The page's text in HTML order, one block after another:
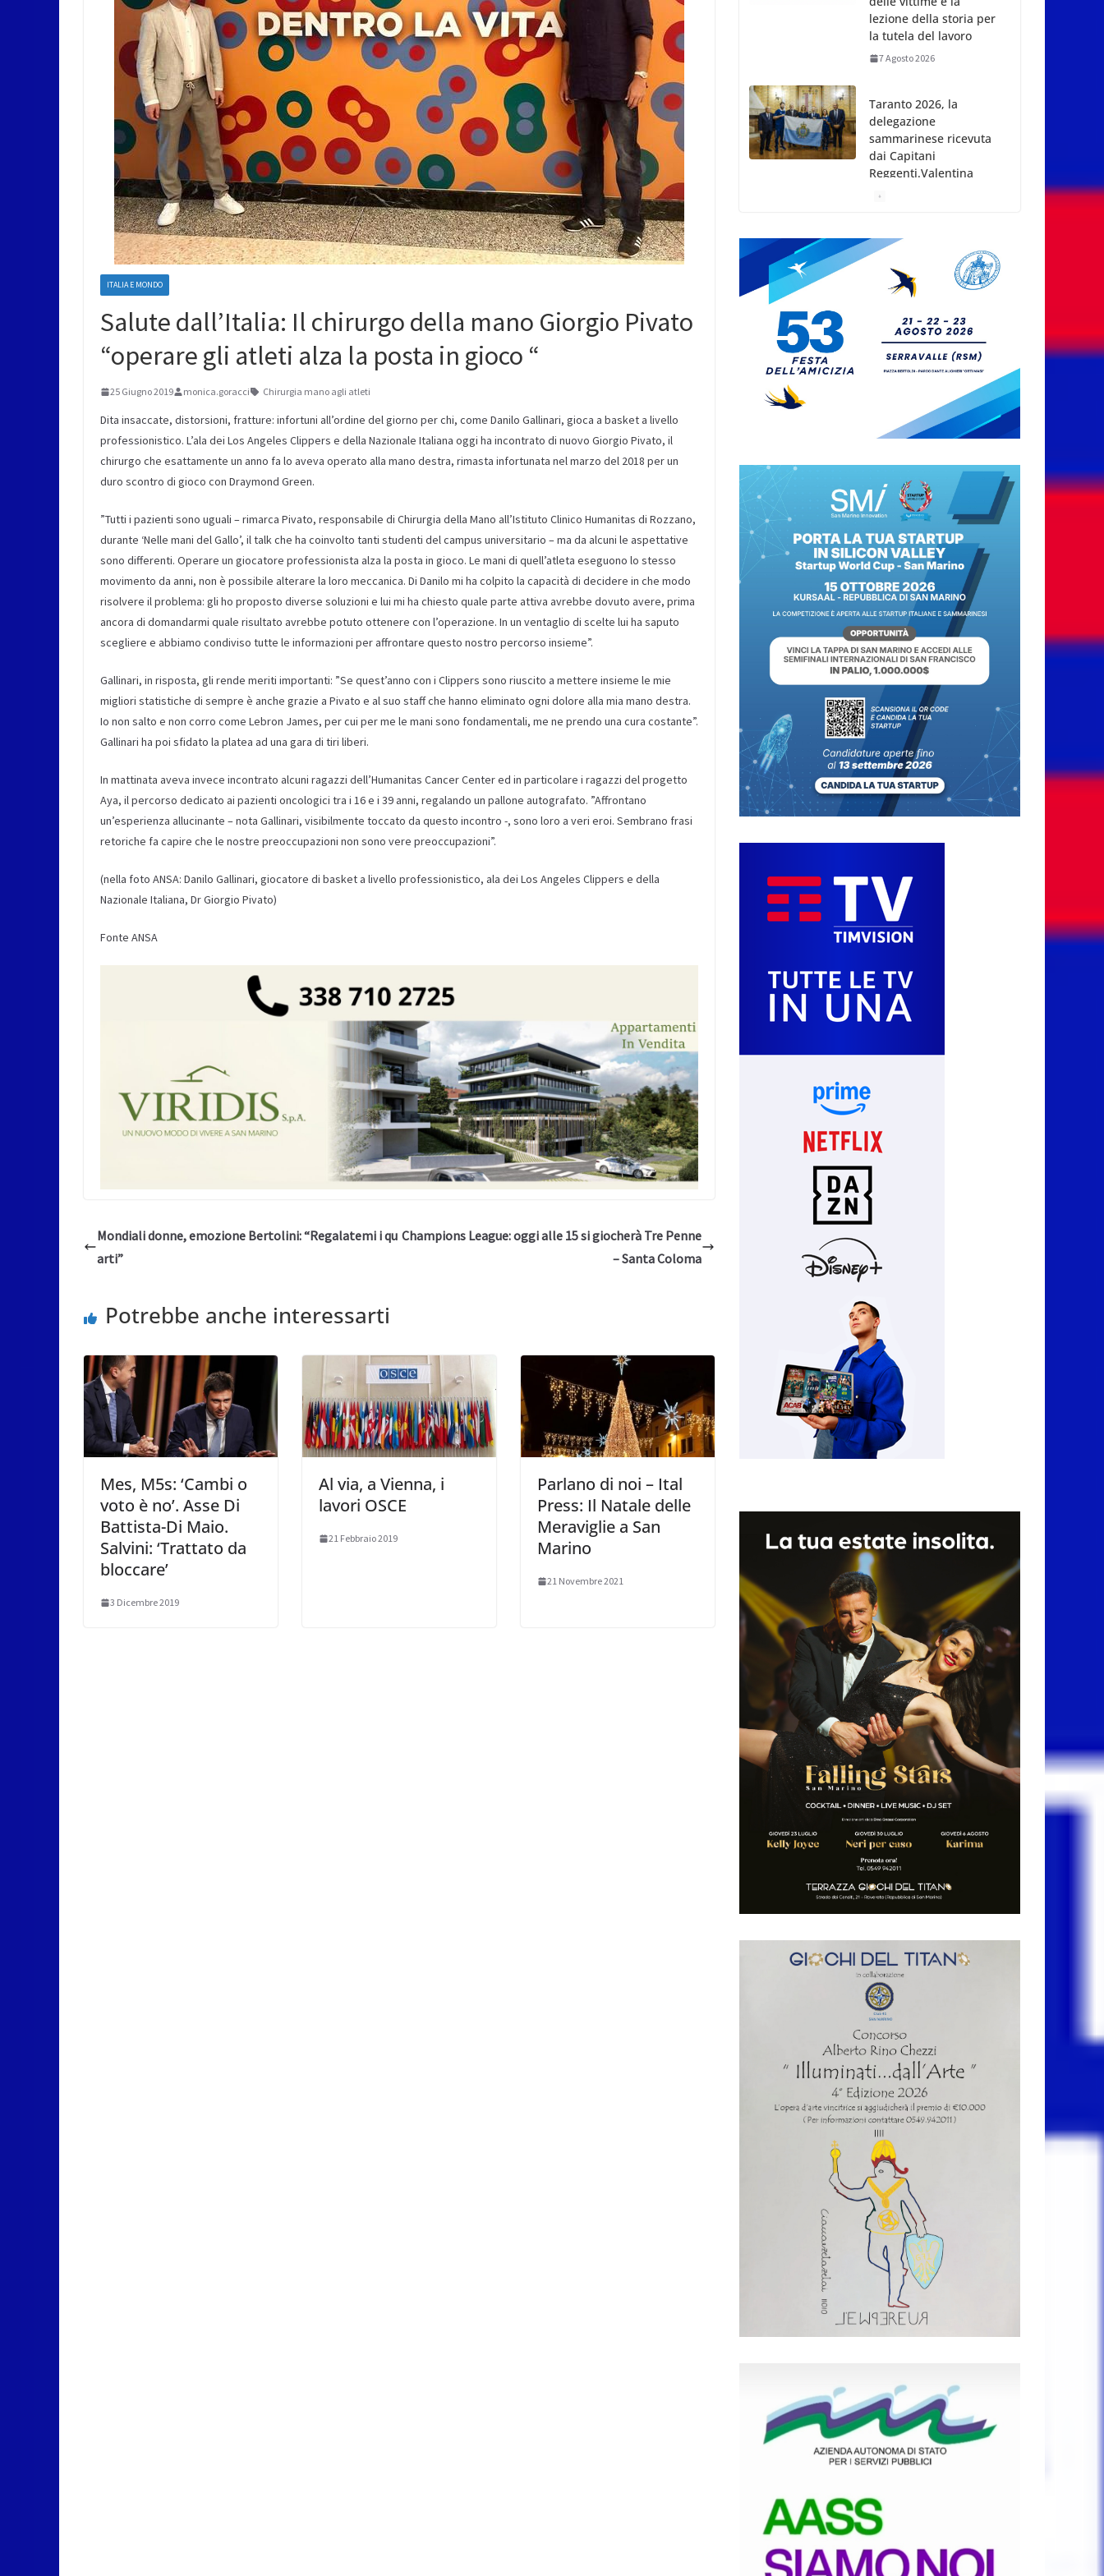
ITALIA E MONDO
Salute dall’Italia: Il chirurgo della mano Giorgio Pivato
“operare gli atleti alza la posta in gioco “
25 Giugno 2019 monica.goracci Chirurgia mano agli atleti
Dita insaccate, distorsioni, fratture: infortuni all’ordine del giorno per chi, come Danilo Gallinari, gioca a basket a livello
professionistico. L’ala dei Los Angeles Clippers e della Nazionale Italiana oggi ha incontrato di nuovo Giorgio Pivato, il
chirurgo che esattamente un anno fa lo aveva operato alla mano destra, rimasta infortunata nel marzo del 2018 per un
duro scontro di gioco con Draymond Green.
”Tutti i pazienti sono uguali – rimarca Pivato, responsabile di Chirurgia della Mano all’Istituto Clinico Humanitas di Rozzano,
durante ‘Nelle mani del Gallo’, il talk che ha coinvolto tanti studenti del campus universitario – ma da alcuni le aspettative
sono differenti. Operare un giocatore professionista alza la posta in gioco. Le mani di quell’atleta eseguono lo stesso
movimento da anni, non è possibile alterare la loro meccanica. Di Danilo mi ha colpito la capacità di decidere in che modo
risolvere il problema: gli ho proposto diverse soluzioni e lui mi ha chiesto quale parte attiva avrebbe dovuto avere, prima
ancora di domandarmi quale risultato avrebbe potuto ottenere con l’operazione. In un ventaglio di scelte lui ha saputo
scegliere e abbiamo condiviso tutte le informazioni per affrontare questo nostro percorso insieme”.
Gallinari, in risposta, gli rende meriti importanti: ”Se quest’anno con i Clippers sono riuscito a mettere insieme le mie
migliori statistiche di sempre è anche grazie a Pivato e al suo staff che hanno eliminato ogni dolore alla mia mano destra.
Io non salto e non corro come Lebron James, per cui per me le mani sono fondamentali, me ne prendo una cura costante”.
Gallinari ha poi sfidato la platea ad una gara di tiri liberi.
In mattinata aveva invece incontrato alcuni ragazzi dell’Humanitas Cancer Center ed in particolare i ragazzi del progetto
Aya, il percorso dedicato ai pazienti oncologici tra i 16 e i 39 anni, regalando un pallone autografato. ”Affrontano
un’esperienza allucinante – nota Gallinari, visibilmente toccato da questo incontro -, sono loro a veri eroi. Sembrano frasi
retoriche fa capire che le nostre preoccupazioni non sono vere preoccupazioni”.
(nella foto ANSA: Danilo Gallinari, giocatore di basket a livello professionistico, ala dei Los Angeles Clippers e della
Nazionale Italiana, Dr Giorgio Pivato)
Fonte ANSA
Mondiali donne, emozione Bertolini: “Regalatemi i qu
arti”
Champions League: oggi alle 15 si giocherà Tre Penne
– Santa Coloma
Potrebbe anche interessarti
Mes, M5s: ‘Cambi o
voto è no’. Asse Di
Battista-Di Maio.
Salvini: ‘Trattato da
bloccare’
3 Dicembre 2019
Al via, a Vienna, i
lavori OSCE
21 Febbraio 2019
Parlano di noi – Ital
Press: Il Natale delle
Meraviglie a San
Marino
21 Novembre 2021
Taranto 2026, la
delegazione
sammarinese ricevuta
Venerucci e Jacopo
Frisoni i due
portabandiera
7 Agosto 2026
Sociale Europea: dalla
firma alla
responsabilità
News da Rimini e
Circondario. Red Devil
chiuso | Traguardi |
Papa, tutti al lavoro
7 Agosto 2026
San Marino. Il Governo
accelera sul contratto
della PA: pronta la
proposta ai sindacati
7 Agosto 2026